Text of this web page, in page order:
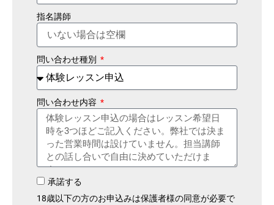
指名講師
問い合わせ種別
問い合わせ内容
承諾する
18歳以下の方のお申込みは保護者様の同意が必要で